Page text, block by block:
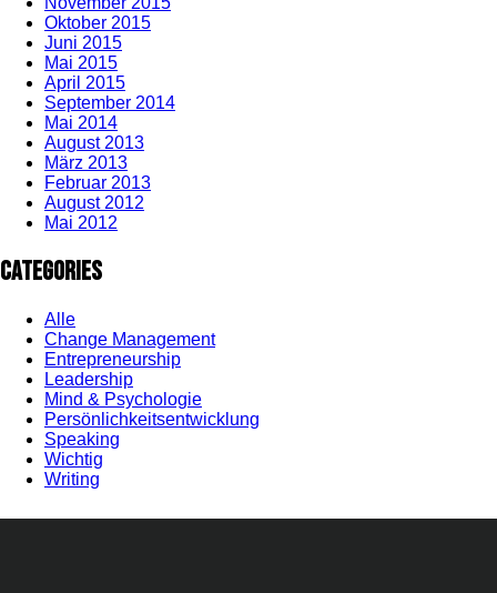
Oktober 2015
Juni 2015
Mai 2015
April 2015
September 2014
Mai 2014
August 2013
März 2013
Februar 2013
August 2012
Mai 2012
Categories
Alle
Change Management
Entrepreneurship
Leadership
Mind & Psychologie
Persönlichkeitsentwicklung
Speaking
Wichtig
Writing